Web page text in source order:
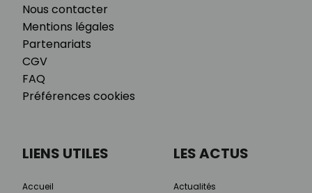
Nous contacter
Mentions légales
Partenariats
CGV
FAQ
Préférences cookies
LIENS UTILES
Accueil
LES ACTUS
Actualités